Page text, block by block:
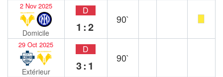
2 Nov 2025
Domicile
D
1:2
90`
29 Oct 2025
Extérieur
D
3:1
90`